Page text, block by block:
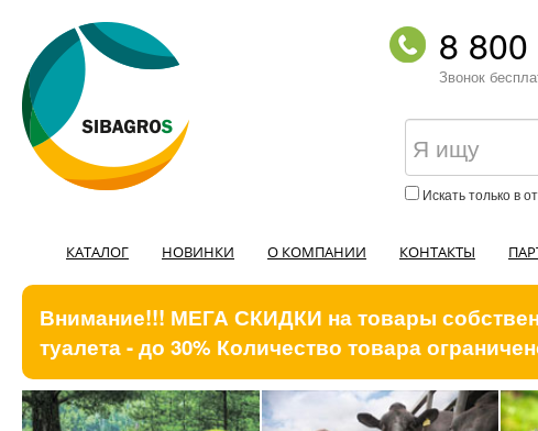
8
Звонок
Искать только в
КАТАЛОГ НОВИНКИ О КОМПАНИИ КОНТАКТЫ
Внимание!!! МЕГА СКИДКИ на товары
туалета - до 30% Количество товара